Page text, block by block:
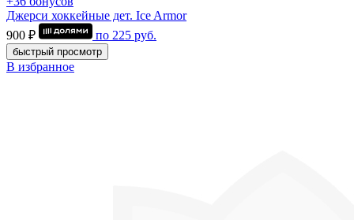
Джерси хоккейные дет. Ice Armor
900 ₽
по 225 руб.
быстрый просмотр
В избранное